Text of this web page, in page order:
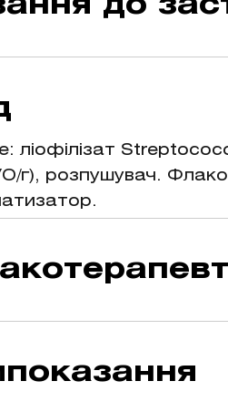
до
та/або
сапрофітної
назофарингеальної
хронічне
ліофілізат
г), розпушувач.